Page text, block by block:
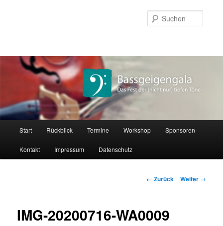
Start Rückblick Termine Workshop Sponsoren
Kontakt Impressum Datenschutz
Bilder-
← Zurück Weiter →
IMG-20200716-WA0009